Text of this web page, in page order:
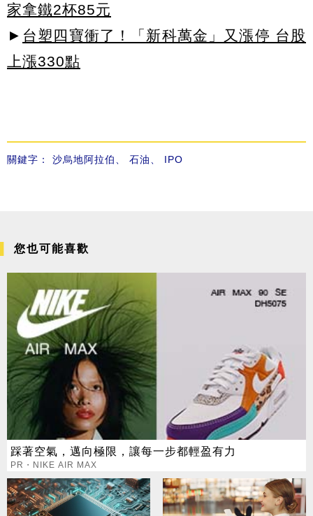
家拿鐵2杯85元
► 台塑四寶衝了！「新科萬金」又漲停 台股
上漲330點
關鍵字： 沙烏地阿拉伯 石油 IPO
您也可能喜歡
踩著空氣，邁向極限，讓每一步都輕盈有力
PR・NIKE AIR MAX